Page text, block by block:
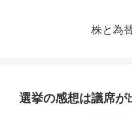
株と為
選挙の感想は議席が